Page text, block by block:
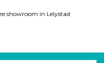
showroom in Lelystad